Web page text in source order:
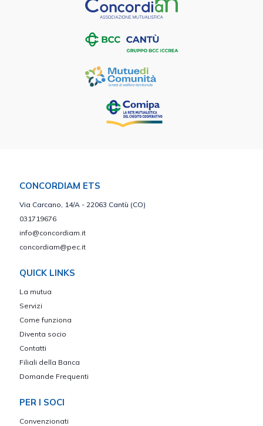
CONCORDIAM ETS
Via Carcano, 14/A - 22063 Cantù (CO)
031719676
info@concordiam.it
concordiam@pec.it
QUICK LINKS
La mutua
Servizi
Come funziona
Diventa socio
Contatti
Filiali della Banca
Domande Frequenti
PER I SOCI
Convenzionati